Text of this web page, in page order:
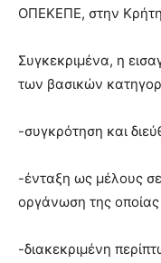
ΟΠΕΚΕΠΕ, στην
Συγκεκριμένα, η
των βασικών
-συγκρότηση και
-ένταξη ως μέλους
οργάνωση της οποίας
-διακεκριμένη